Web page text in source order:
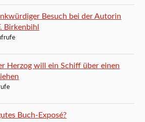
Besuch bei der Autorin
Birkenbihl
Herzog will ein Schiff über einen
Buch-Exposé?